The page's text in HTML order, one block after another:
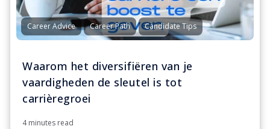
Career Advice Career Path Candidate Tips
Waarom het diversifiëren van je
vaardigheden de sleutel is tot
carrièregroei
4 minutes read